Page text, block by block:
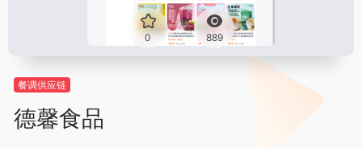
0 889
餐调供应链
德馨食品